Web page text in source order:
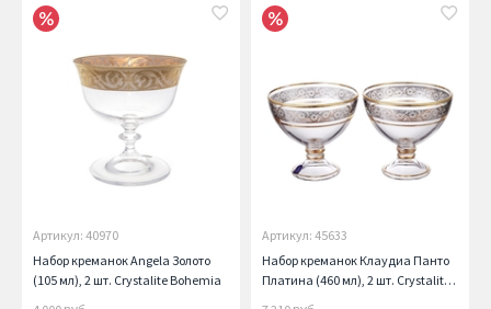
Артикул: 40970
Набор креманок Angela Золото
(105 мл), 2 шт. Crystalite Bohemia
Артикул: 45633
Набор креманок Клаудиа Панто
Платина (460 мл), 2 шт. Crystalite